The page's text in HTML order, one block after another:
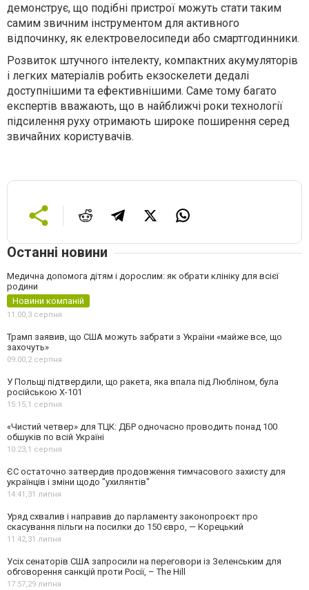
демонструє, що подібні пристрої можуть стати таким
самим звичним інструментом для активного
відпочинку, як електровелосипеди або смартгодинники.
Розвиток штучного інтелекту, компактних акумуляторів
і легких матеріалів робить екзоскелети дедалі
доступнішими та ефективнішими. Саме тому багато
експертів вважають, що в найближчі роки технології
підсилення руху отримають широке поширення серед
звичайних користувачів.
Останні новини
Медична допомога дітям і дорослим: як обрати клініку для всієї
родини
Новини компаній
11:00,3 серпня
Трамп заявив, що США можуть забрати з України «майже все, що
захочуть»
09:00,2 серпня
У Польщі підтвердили, що ракета, яка впала під Любліном, була
російською Х-101
15:15,1 серпня
«Чистий четвер» для ТЦК: ДБР одночасно проводить понад 100
обшуків по всій Україні
10:23,1 серпня
ЄС остаточно затвердив продовження тимчасового захисту для
українців і зміни щодо "ухилянтів"
14:41,31 липня
Уряд схвалив і направив до парламенту законопроєкт про
скасування пільги на посилки до 150 євро, — Корецький
11:42,31 липня
Усіх сенаторів США запросили на переговори із Зеленським для
обговорення санкцій проти Росії, – The Hill
17:57,29 липня